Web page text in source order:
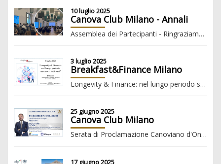
10 luglio 2025
Canova Club Milano - Annali
Assemblea dei Partecipanti - Ringraziamenti
3 luglio 2025
Breakfast&Finance Milano
Longevity & Finance: nel lungo periodo saremo… tutti sani?
25 giugno 2025
Canova Club Milano
Serata di Proclamazione Canoviano d'Onore 2025 Pierroberto Folgiero
17 giugno 2025